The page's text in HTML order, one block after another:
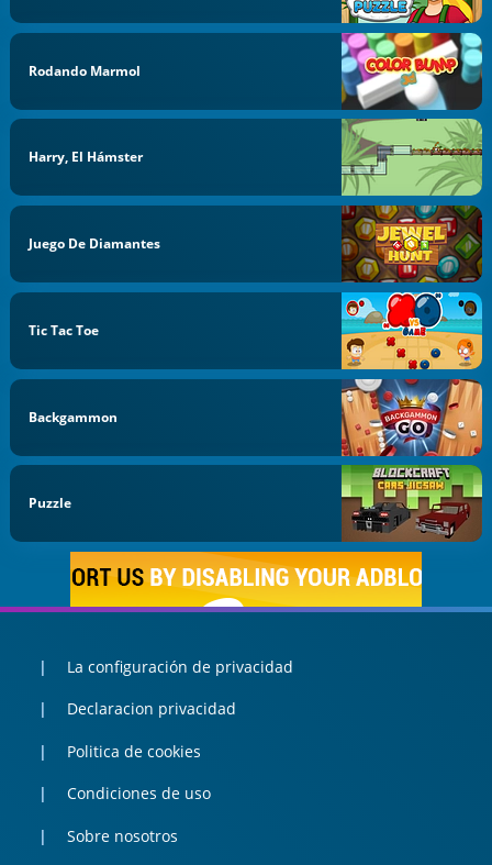
Rodando Marmol
Harry, El Hámster
Juego De Diamantes
Tic Tac Toe
Backgammon
Puzzle
La configuración de privacidad
Declaracion privacidad
Politica de cookies
Condiciones de uso
Sobre nosotros